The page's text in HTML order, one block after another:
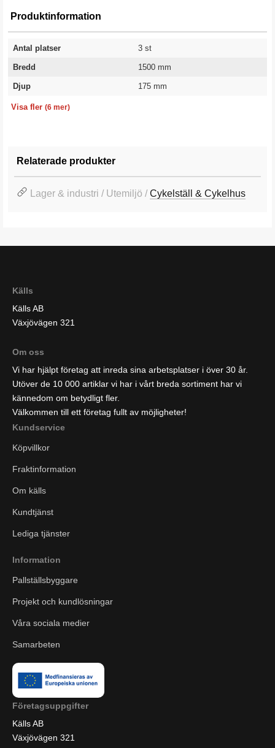
Produktinformation
Antal platser 3 st
Bredd 1500 mm
Djup
175 mm
Visa fler (6 mer)
Relaterade produkter
Lager & industri / Utemiljö /Cykelställ & Cykelhus
Källs
Källs AB
Växjövägen 321
Om oss
Vi har hjälpt företag att inreda sina arbetsplatser i över 30 år.
Utöver de 10 000 artiklar vi har i vårt breda sortiment har vi
kännedom om betydligt fler.
Välkommen till ett företag fullt av möjligheter!
Kundservice
Köpvillkor
Fraktinformation
Om källs
Kundtjänst
Lediga tjänster
Information
Pallställsbyggare
Projekt och kundlösningar
Våra sociala medier
Samarbeten
Företagsuppgifter
Källs AB
Växjövägen 321